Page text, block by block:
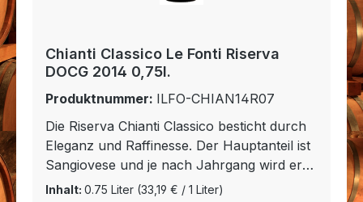
Chianti Classico Le Fonti Riserva
DOCG 2014 0,75l.
Produktnummer: ILFO-CHIAN14R07
Die Riserva Chianti Classico besticht durch
Eleganz und Raffinesse. Der Hauptanteil ist
Sangiovese und je nach Jahrgang wird er
mit etwas Merlot und Cabernet Sauvignon
Inhalt: 0.75 Liter (33,19 € / 1 Liter)